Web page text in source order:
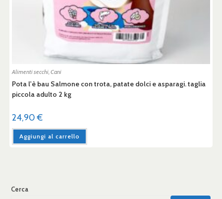
Alimenti secchi,Cani
Pota l'è bau Salmone con trota, patate dolci e asparagi. taglia
piccola adulto 2 kg
24,90€
Aggiungi al carrello
Cerca